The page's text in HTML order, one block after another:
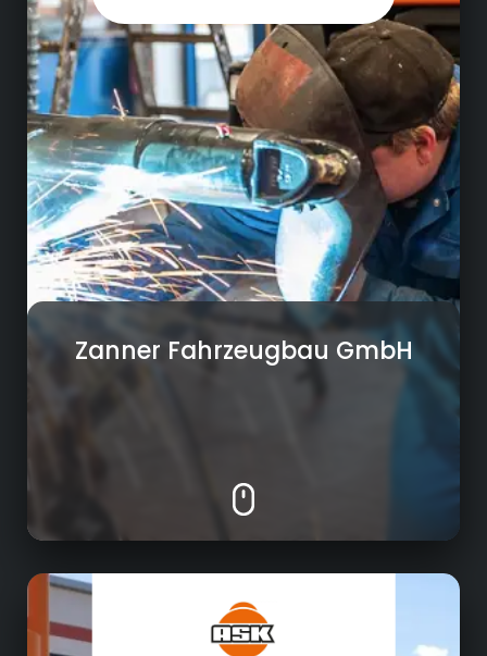
Metalltechnik (Laser- und Kantarbeiten für
Stahl, Edelstahl und Aluminium)
Engineering für Fahrzeugaufbauten
Fertigung von Fahrzeugaufbauten und
Sonderfahrzeugen
Oberflächentechnik (Sandstrahlen, Lackieren,
Beschriftung)
Werkstattservice (Wartung und Reparatur,
Ersatzteilservice, Kofferinstandsetzung)
Zanner Fahrzeugbau GmbH
Tief- & Rohrleitungsbau